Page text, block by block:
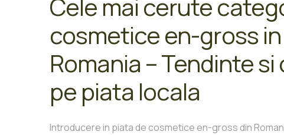
Cele mai cerute
cosmetice en-gross in
Romania – Tendinte
pe piata locala
Introducere in piata de cosmetice en-gross din